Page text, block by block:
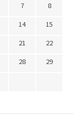
7
8
14
15
21
22
28
29